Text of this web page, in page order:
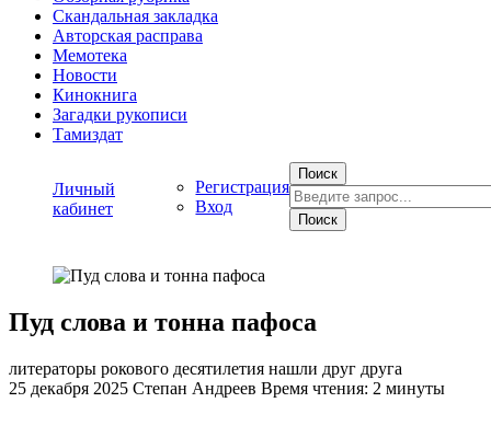
Скандальная закладка
Авторская расправа
Мемотека
Новости
Кинокнига
Загадки рукописи
Тамиздат
Личный
кабинет
Регистрация
Вход
Поиск
Поиск
Пуд слова и тонна пафоса
литераторы рокового десятилетия нашли друг друга
25 декабря 2025 Степан Андреев Время чтения: 2 минуты